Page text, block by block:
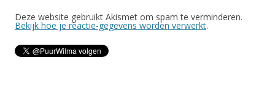
Deze website gebruikt Akismet om spam te verminderen.
Bekijk hoe je reactie-gegevens worden verwerkt.